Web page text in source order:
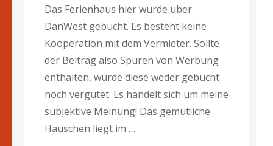
Das Ferienhaus hier wurde über
DanWest gebucht. Es besteht keine
Kooperation mit dem Vermieter. Sollte
der Beitrag also Spuren von Werbung
enthalten, wurde diese weder gebucht
noch vergütet. Es handelt sich um meine
subjektive Meinung! Das gemütliche
Häuschen liegt im …